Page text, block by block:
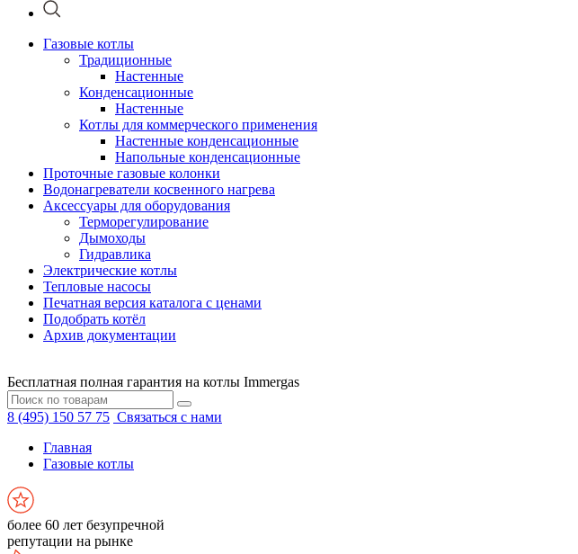
Газовые котлы
Традиционные
Настенные
Конденсационные
Настенные
Котлы для коммерческого применения
Настенные конденсационные
Напольные конденсационные
Проточные газовые колонки
Водонагреватели косвенного нагрева
Аксессуары для оборудования
Терморегулирование
Дымоходы
Гидравлика
Электрические котлы
Тепловые насосы
Печатная версия каталога с ценами
Подобрать котёл
Архив документации
Бесплатная полная гарантия на котлы Immergas
8 (495) 150 57 75 Связаться с нами
Главная
Газовые котлы
более 60 лет безупречной
репутации на рынке